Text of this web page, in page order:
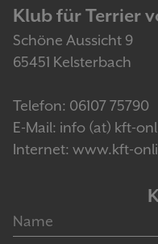
Klub für Terrier
Schöne Aussicht 9
65451 Kelsterbach
Telefon: 06107 75790
E-Mail: info (at) kft-
Internet: www.kft-